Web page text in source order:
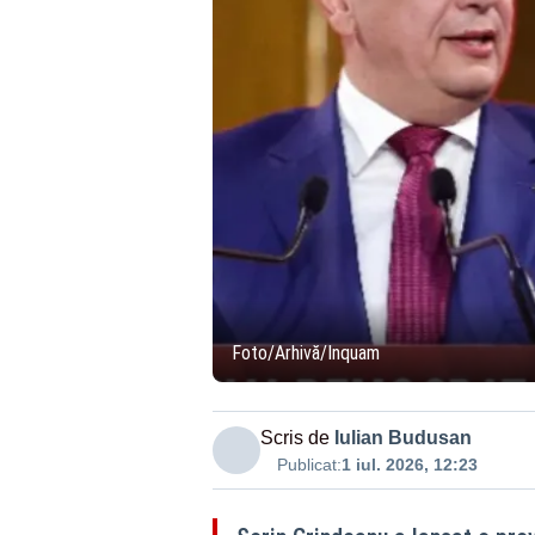
Foto/Arhivă/Inquam
Scris de Iulian Budusan
Publicat:1 iul. 2026, 12:23